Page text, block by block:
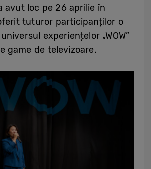
avut loc pe 26 aprilie în
tuturor participanților o
experiențelor „WOW”
game de televizoare.